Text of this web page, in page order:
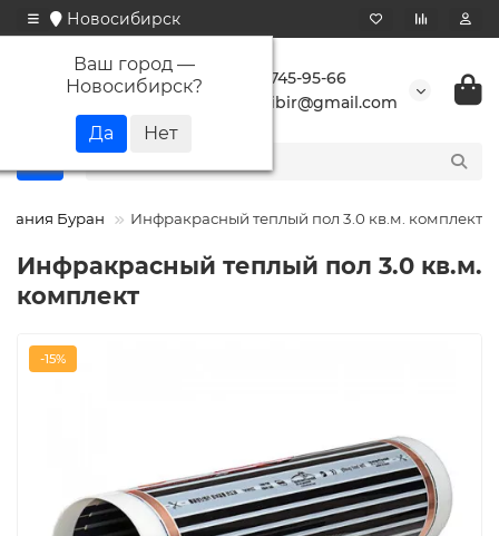
Новосибирск
Ваш город —
Новосибирск?
+7 923 745-95-66
buransibir@gmail.com
Буран Инфракрасный теплый пол 3.0 кв.м. комплект
Инфракрасный теплый пол 3.0 кв.м.
комплект
-15%